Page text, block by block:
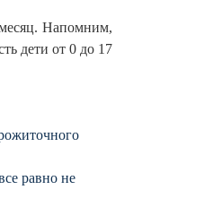
Напомним,
дети от 0 до 17
равно не